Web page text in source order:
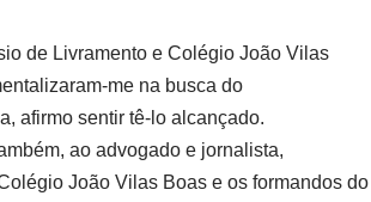
de Livramento e Colégio João Vilas
me na busca do
afirmo sentir tê-lo alcançado.
ao advogado e jornalista,
João Vilas Boas e os formandos do